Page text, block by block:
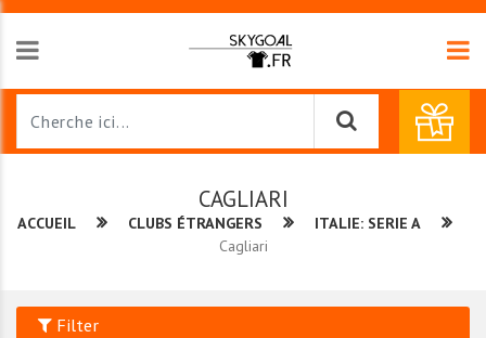
CAGLIARI
ACCUEIL CLUBS ÉTRANGERS
ITALIE: SERIE A
Cagliari
Filter